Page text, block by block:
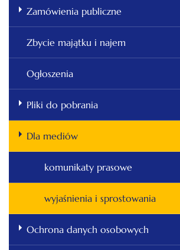
Zamówienia publiczne
Zbycie majątku i najem
Ogłoszenia
Pliki do pobrania
Dla mediów
komunikaty prasowe
wyjaśnienia i sprostowania
Ochrona danych osobowych